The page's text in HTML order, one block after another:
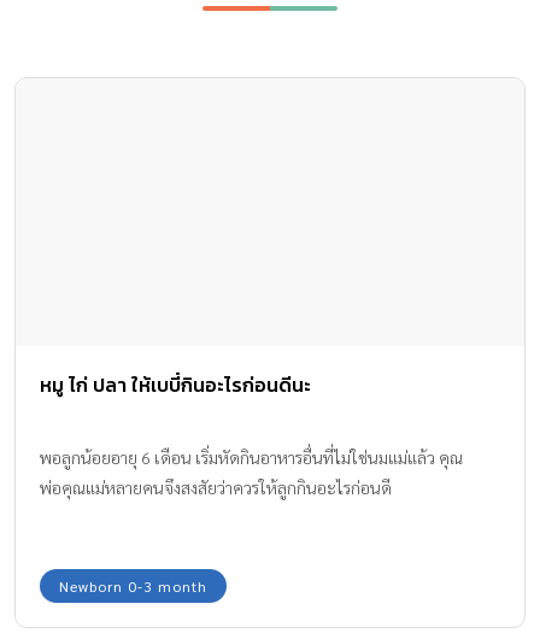
หมู ไก่ ปลา ให้เบบี๋กินอะไรก่อนดีนะ
พอลูกน้อยอายุ 6 เดือน เริ่มหัดกินอาหารอื่นที่ไม่ใช่นมแม่แล้ว คุณ
พ่อคุณแม่หลายคนจึงสงสัยว่าควรให้ลูกกินอะไรก่อนดี
Newborn 0-3 month